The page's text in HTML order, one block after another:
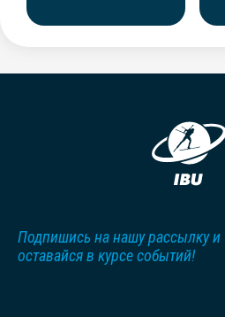
Подпишись на нашу рассылку и
оставайся в курсе событий!